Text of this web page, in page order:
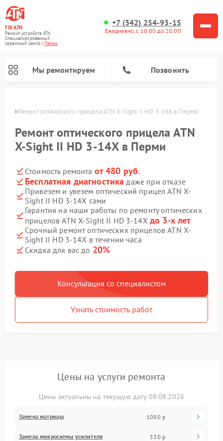
FIX-ATN
Ремонт устройств ATN
Специализированный
cервисный центр г.Пермь
+7 (342) 254-93-15
Ежедневно, с 10:00 до 20:00
Мы ремонтируем Позвонить
Ремонт оптического прицела ATN X-Sight II HD 3-14X в Перми
Ремонт оптического прицела ATN
X-Sight II HD 3-14X в Перми
Стоимость ремонта от 480 руб.
Бесплатная диагностика даже при отказе
Привезем и увезем оптический прицел ATN X-
Sight II HD 3-14X сами
Гарантия на наши работы по ремонту оптических
прицелов ATN X-Sight II HD 3-14X до 3-х лет
Срочный ремонт оптических прицелов ATN X-
Sight II HD 3-14X в течении часа
Скидка для вас до 20%
Консультация со специалистом
Узнать стоимость работ
Цены на услуги ремонта
Цены актуальны на текущую дату 08.08.2026
Замена матрицы 1080 р
Замена микросхемы усилителя 530 р